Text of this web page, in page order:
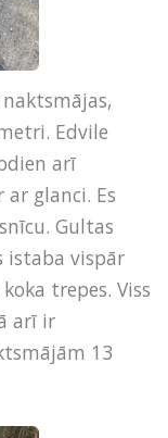
Edvile
arī
glanci. Es
Gultas
istaba vispār
trepes. Viss
arī ir
13